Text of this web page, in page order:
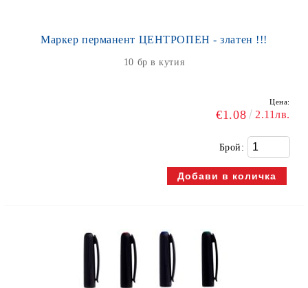
Маркер перманент ЦЕНТРОПЕН - златен !!!
10 бр в кутия
Цена:
€1.08 2.11лв.
Брой: